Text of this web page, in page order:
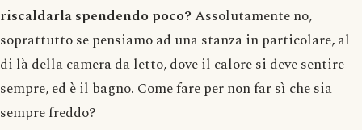
riscaldarla spendendo poco?Assolutamente no,
soprattutto se pensiamo ad una stanza in particolare, al
di là della camera da letto, dove il calore si deve sentire
sempre, ed è il bagno. Come fare per non far sì che sia
sempre freddo?